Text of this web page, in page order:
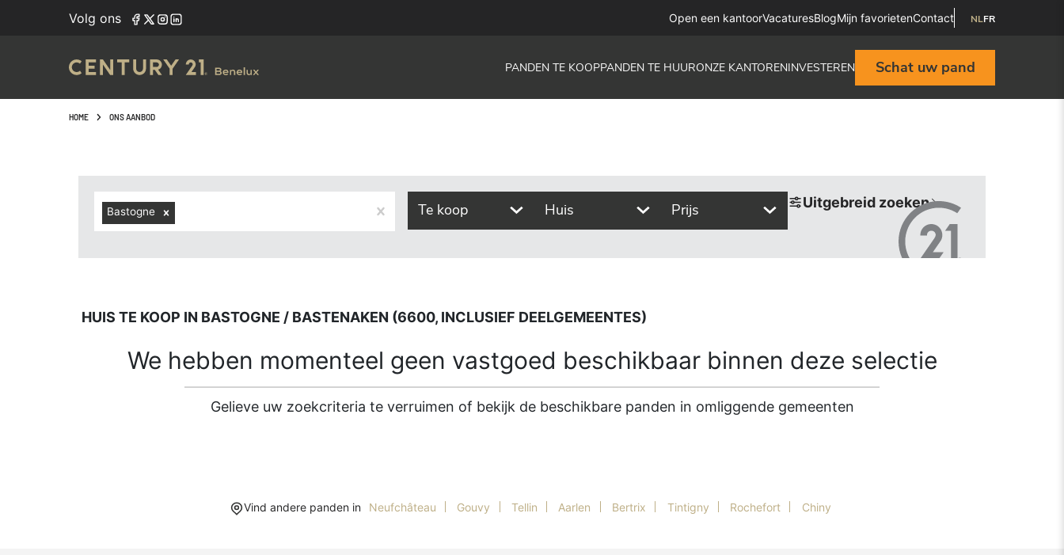
Volg ons Open een kantoorVacaturesBlogMijn favorietenContact NLFR
PANDEN TE KOOPPANDEN TE HUURONZE KANTORENINVESTEREN Schat uw pand
HOME ONS AANBOD
Bastogne Te koop Huis Prijs Uitgebreid zoeken
HUIS TE KOOP IN BASTOGNE / BASTENAKEN (6600, INCLUSIEF DEELGEMEENTES)
We hebben momenteel geen vastgoed beschikbaar binnen deze selectie
Gelieve uw zoekcriteria te verruimen of bekijk de beschikbare panden in omliggende gemeenten
Vind andere panden in Neufchâteau Gouvy Tellin Aarlen Bertrix Tintigny Rochefort Chiny
Navigated to Huis te koop in Bastogne / Bastenaken (6600, inclusief deelgemeentes)